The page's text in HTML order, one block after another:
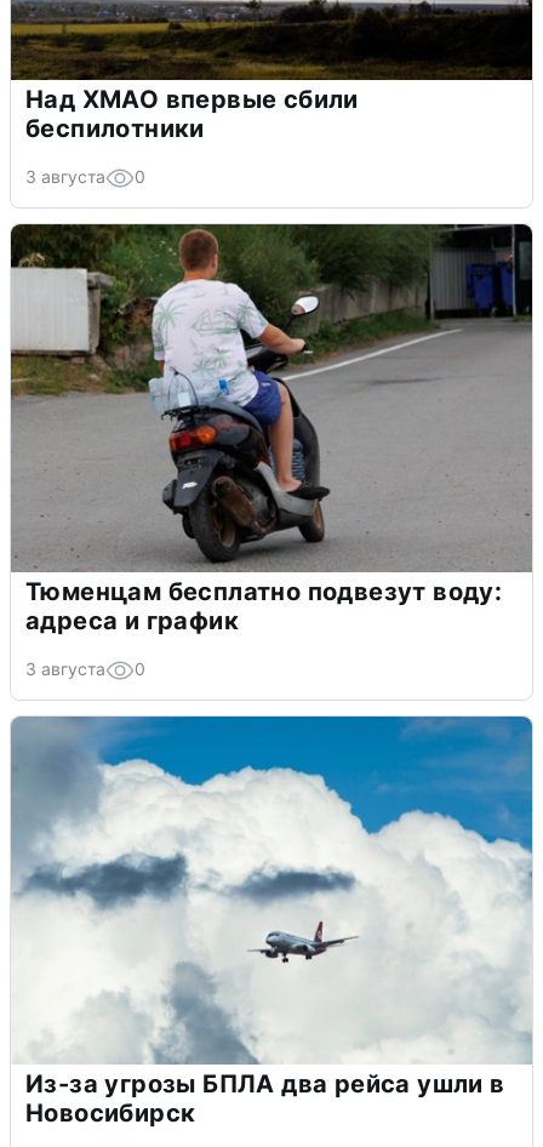
Над ХМАО впервые сбили
беспилотники
3 августа 0
Тюменцам бесплатно подвезут воду:
адреса и график
3 августа 0
Из-за угрозы БПЛА два рейса ушли в
Новосибирск